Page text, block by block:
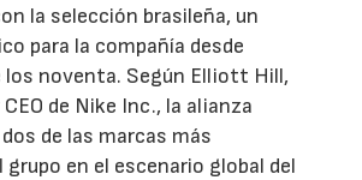
la selección brasileña, un
para la compañía desde
los noventa. Según Elliott Hill,
de Nike Inc., la alianza
de las marcas más
en el escenario global del